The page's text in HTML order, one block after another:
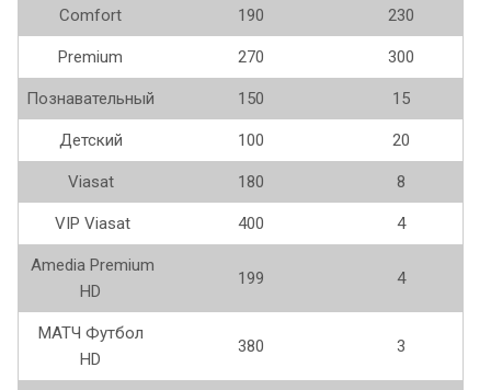
Comfort 190 230
Premium 270 300
Познавательный 150 15
Детский 100 20
Viasat 180 8
VIP Viasat 400 4
Amedia Premium
HD
199 4
МАТЧ Футбол
HD
380 3